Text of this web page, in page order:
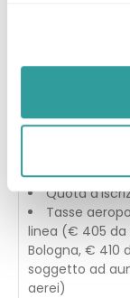
MetroCard
Kg.23 di
mediche €
informativo
Quota
Tasse
linea (€ 405 da
Bologna, € 410
soggetto ad
aerei)